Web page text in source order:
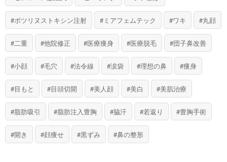
ボツリヌストキシン注射 ミアフェムテック ワキ 丸顔
二重 他院修正 医療痩身 医療脱毛 団子鼻改善
小顔 毛穴 法令線 涙袋 理想の鼻 痩身
目もと 目頭切開 美人顔 美白 美肌治療
脂肪吸引 脂肪注入豊胸 脇汗 若返り 豊胸手術
開き 顔痩せ 黒ずみ 鼻の整形